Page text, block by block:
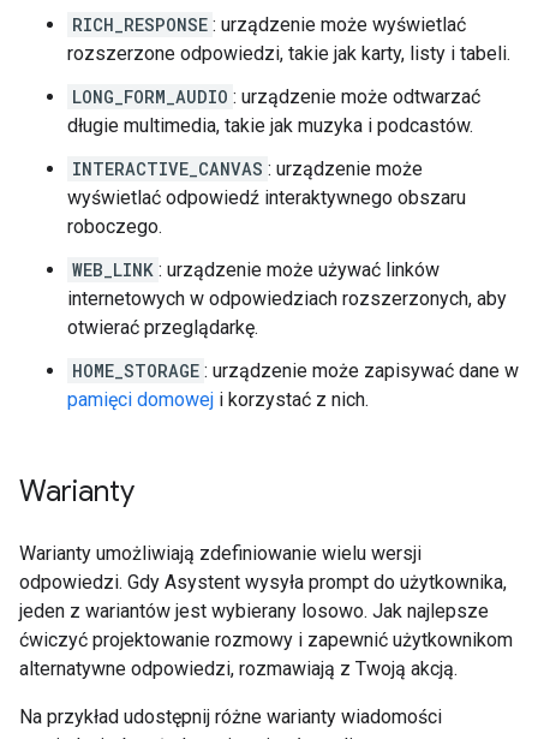
RICH_RESPONSE : urządzenie może wyświetlać
rozszerzone odpowiedzi, takie jak karty, listy i tabeli.
LONG_FORM_AUDIO : urządzenie może odtwarzać
długie multimedia, takie jak muzyka i podcastów.
INTERACTIVE_CANVAS : urządzenie może
wyświetlać odpowiedź interaktywnego obszaru
roboczego.
WEB_LINK : urządzenie może używać linków
internetowych w odpowiedziach rozszerzonych, aby
otwierać przeglądarkę.
HOME_STORAGE : urządzenie może zapisywać dane w
pamięci domowej i korzystać z nich.
Warianty
Warianty umożliwiają zdefiniowanie wielu wersji
odpowiedzi. Gdy Asystent wysyła prompt do użytkownika,
jeden z wariantów jest wybierany losowo. Jak najlepsze
ćwiczyć projektowanie rozmowy i zapewnić użytkownikom
alternatywne odpowiedzi, rozmawiają z Twoją akcją.
Na przykład udostępnij różne warianty wiadomości